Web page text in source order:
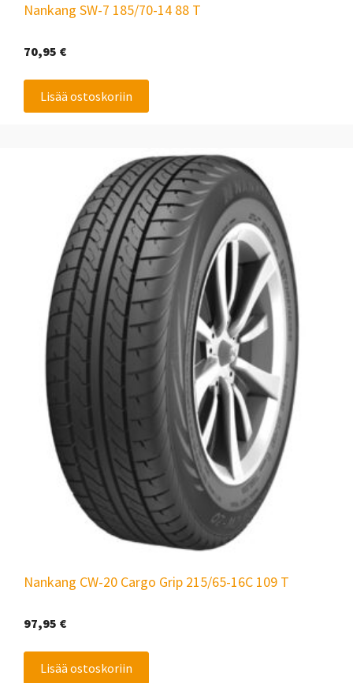
Nankang SW-7 185/70-14 88 T
70,95 €
Lisää ostoskoriin
Nankang CW-20 Cargo Grip 215/65-16C 109 T
97,95 €
Lisää ostoskoriin